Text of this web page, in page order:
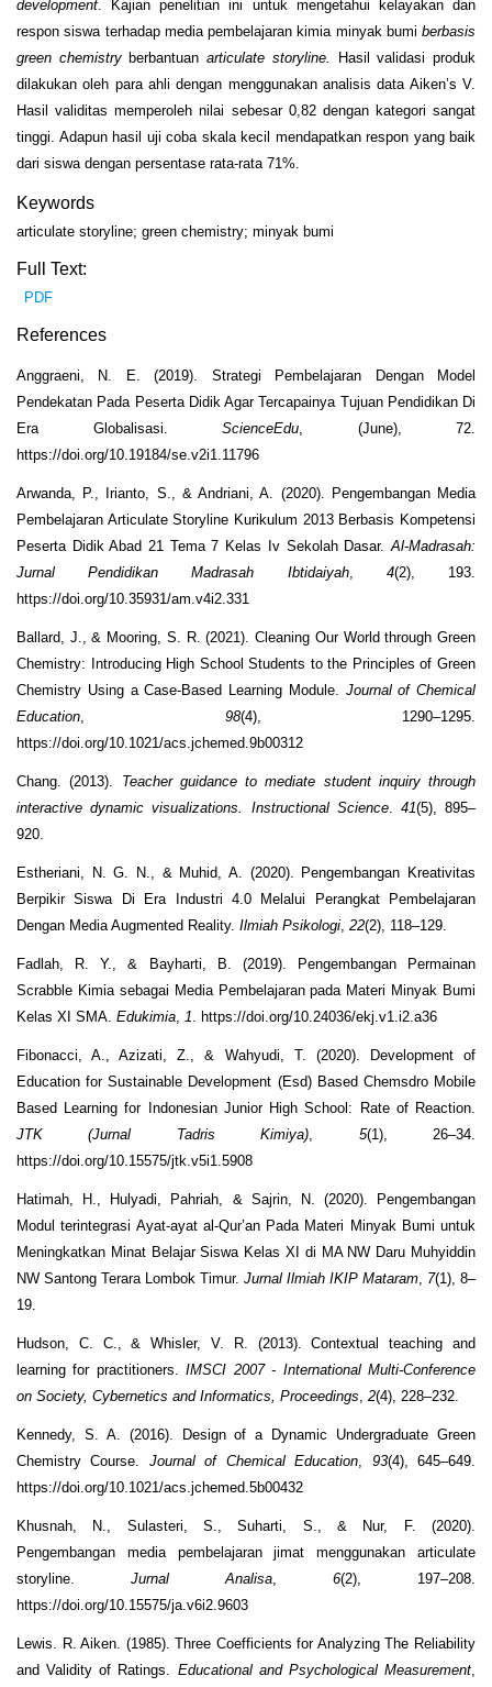
development . Kajian penelitian ini untuk mengetahui kelayakan dan
respon siswa terhadap media pembelajaran kimia minyak bumi berbasis
green chemistryberbantuanarticulate storyline.
Hasil validasi produk
dilakukan oleh para ahli dengan menggunakan analisis data Aiken’s V.
Hasil validitas memperoleh nilai sebesar 0,82 dengan kategori sangat
tinggi. Adapun hasil uji coba skala kecil mendapatkan respon yang baik
dari siswa dengan persentase rata-rata 71%.
Keywords
articulate storyline; green chemistry; minyak bumi
Full Text:
PDF
References
Anggraeni, N. E. (2019). Strategi Pembelajaran Dengan Model
Pendekatan Pada Peserta Didik Agar Tercapainya Tujuan Pendidikan Di
Era Globalisasi. ScienceEdu, (June), 72.
https://doi.org/10.19184/se.v2i1.11796
Arwanda, P., Irianto, S., & Andriani, A. (2020). Pengembangan Media
Pembelajaran Articulate Storyline Kurikulum 2013 Berbasis Kompetensi
Peserta Didik Abad 21 Tema 7 Kelas Iv Sekolah Dasar.Al-Madrasah:
Jurnal Pendidikan Madrasah Ibtidaiyah, 4(2), 193.
https://doi.org/10.35931/am.v4i2.331
Ballard, J., & Mooring, S. R. (2021). Cleaning Our World through Green
Chemistry: Introducing High School Students to the Principles of Green
Chemistry Using a Case-Based Learning Module. Journal of Chemical
Education, 98(4), 1290–1295.
https://doi.org/10.1021/acs.jchemed.9b00312
Chang. (2013). Teacher guidance to mediate student inquiry through
interactive dynamic visualizations. Instructional Science. 41(5), 895–
920.
Estheriani, N. G. N., & Muhid, A. (2020). Pengembangan Kreativitas
Berpikir Siswa Di Era Industri 4.0 Melalui Perangkat Pembelajaran
Dengan Media Augmented Reality. Ilmiah Psikologi, 22(2), 118–129.
Fadlah, R. Y., & Bayharti, B. (2019). Pengembangan Permainan
Scrabble Kimia sebagai Media Pembelajaran pada Materi Minyak Bumi
Kelas XI SMA. Edukimia, 1. https://doi.org/10.24036/ekj.v1.i2.a36
Fibonacci, A., Azizati, Z., & Wahyudi, T. (2020). Development of
Education for Sustainable Development (Esd) Based Chemsdro Mobile
Based Learning for Indonesian Junior High School: Rate of Reaction.
JTK (Jurnal Tadris Kimiya), 5(1), 26–34.
https://doi.org/10.15575/jtk.v5i1.5908
Hatimah, H., Hulyadi, Pahriah, & Sajrin, N. (2020). Pengembangan
Modul terintegrasi Ayat-ayat al-Qur’an Pada Materi Minyak Bumi untuk
Meningkatkan Minat Belajar Siswa Kelas XI di MA NW Daru Muhyiddin
NW Santong Terara Lombok Timur. Jurnal Ilmiah IKIP Mataram, 7(1), 8–
19.
Hudson, C. C., & Whisler, V. R. (2013). Contextual teaching and
learning for practitioners.IMSCI 2007 - International Multi-Conference
on Society, Cybernetics and Informatics, Proceedings, 2(4), 228–232.
Kennedy, S. A. (2016). Design of a Dynamic Undergraduate Green
Chemistry Course. Journal of Chemical Education, 93(4), 645–649.
https://doi.org/10.1021/acs.jchemed.5b00432
Khusnah, N., Sulasteri, S., Suharti, S., & Nur, F. (2020).
Pengembangan media pembelajaran jimat menggunakan articulate
storyline. Jurnal Analisa, 6(2), 197–208.
https://doi.org/10.15575/ja.v6i2.9603
Lewis. R. Aiken. (1985). Three Coefficients for Analyzing The Reliability
and Validity of Ratings. Educational and Psychological Measurement,